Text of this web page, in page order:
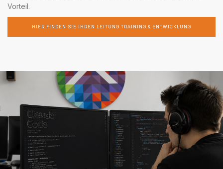
Vorteil.
HIER FINDEN SIE IHREN LEITUNG TRAINING & ENTWICKLUNG